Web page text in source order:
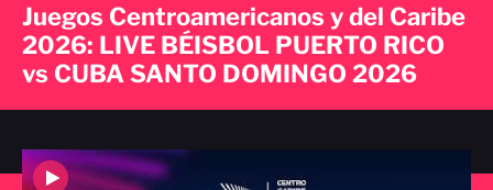
Juegos Centroamericanos y del Caribe
2026: LIVE BÉISBOL PUERTO RICO
vs CUBA SANTO DOMINGO 2026